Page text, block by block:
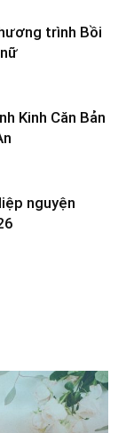
trình Bồi
Kinh Căn Bản
nguyện